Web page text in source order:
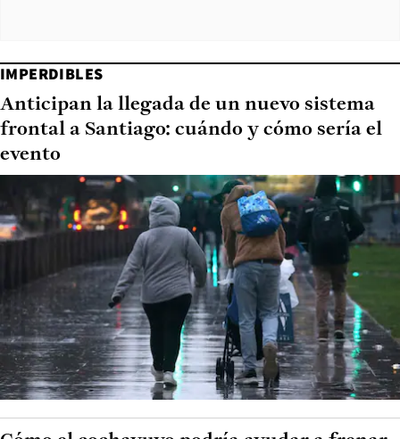
IMPERDIBLES
Anticipan la llegada de un nuevo sistema
frontal a Santiago: cuándo y cómo sería el
evento